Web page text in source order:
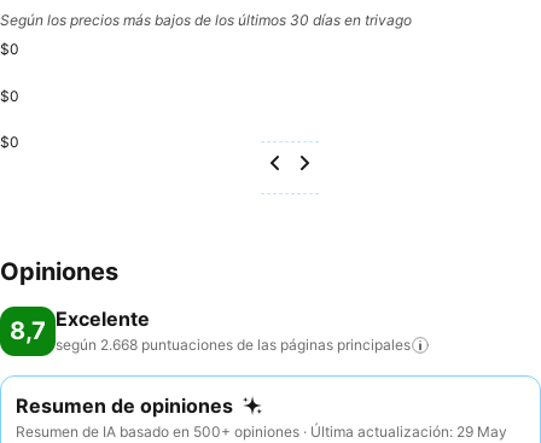
Según los precios más bajos de los últimos 30 días en trivago
$0
$0
$0
Opiniones
8,7 Excelente
según 2.668 puntuaciones de las páginas principales
Resumen de opiniones
Resumen de IA basado en 500+ opiniones · Última actualización: 29 May